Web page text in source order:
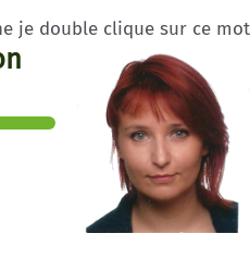
je double clique sur ce mot